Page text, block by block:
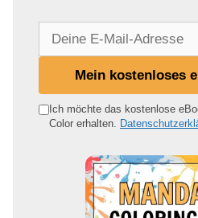
e
Mein kostenloses
Ich möchte das kostenlose
Color erhalten.